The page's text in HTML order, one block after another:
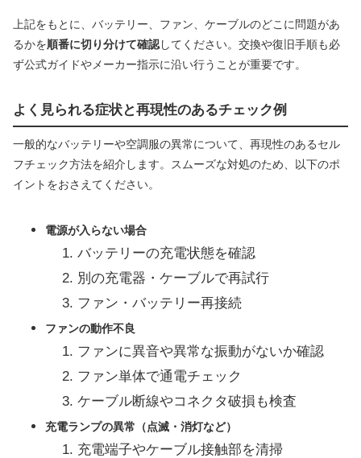
上記をもとに、バッテリー、ファン、ケーブルのどこに問題があ
るかを順番に切り分けて確認してください。交換や復旧手順も必
ず公式ガイドやメーカー指示に沿い行うことが重要です。
よく見られる症状と再現性のあるチェック例
一般的なバッテリーや空調服の異常について、再現性のあるセル
フチェック方法を紹介します。スムーズな対処のため、以下のポ
イントをおさえてください。
電源が入らない場合
バッテリーの充電状態を確認
別の充電器・ケーブルで再試行
ファン・バッテリー再接続
ファンの動作不良
ファンに異音や異常な振動がないか確認
ファン単体で通電チェック
ケーブル断線やコネクタ破損も検査
充電ランプの異常（点滅・消灯など）
充電端子やケーブル接触部を清掃